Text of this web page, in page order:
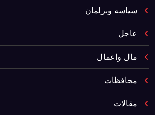
سياسه وبرلمان
عاجل
مال واعمال
محافظات
مقالات